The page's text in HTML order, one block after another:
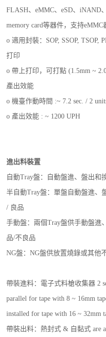
FLASH、eMMC、eSD、iNAND
memory card等器件，支持
o 適用封裝：SOP, SSOP, TSOP,
打印
o 帶上打印，可打點 (1.5mm ~
產出效能
o 機臺作動時間 :~ 7.2 sec. / 2
o 產出效能 : ~ 1200 UPH
進出料裝置
自動Tray盤：自動盤進、盤出和
半自動Tray盤：單盤自動盤進、
/ 良品
手動盤：兩個Tray盤供手動盤進
品/不良品
NG盤：NG盤供放置燒錄或其他
帶裝進料：電子式料槍收集器 2
parallel for tape with 8 ~ 16mm
installed for tape with 16 ~ 32mm
帶裝出料：熱封式 & 自黏式 are